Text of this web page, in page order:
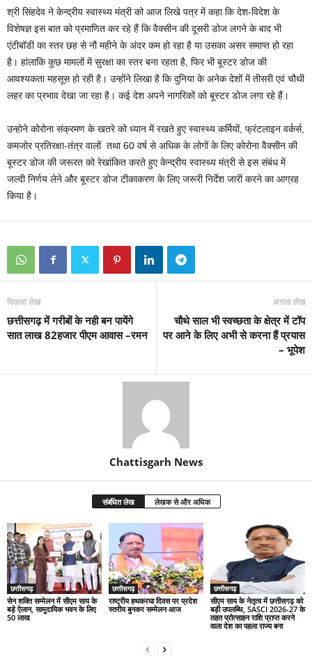
श्री सिंहदेव ने केन्द्रीय स्वास्थ्य मंत्री को आज लिखे पत्र में कहा कि देश-विदेश के
विशेषज्ञ इस बात को प्रमाणित कर रहे हैं कि वैक्सीन की दूसरी डोज लगने के बाद भी
एंटीबॉडी का स्तर छह से नौ महीने के अंदर कम हो रहा है या उसका असर समाप्त हो रहा
है। हांलाकि कुछ मामलों में सुरक्षा का स्तर बना रहता है, फिर भी बूस्टर डोज की
आवश्यकता महसूस हो रही है। उन्होंने लिखा है कि दुनिया के अनेक देशों में तीसरी एवं चौथी
लहर का प्रभाव देखा जा रहा है। कई देश अपने नागरिकों को बूस्टर डोज लगा रहे हैं।
उन्होने कोरोना संक्रमण के खतरे को ध्यान में रखते हुए स्वास्थ्य कर्मियों, फ्रंटलाइन वर्कर्स,
कमजोर प्रतिरक्षा-तंत्र वालों तथा 60 वर्ष से अधिक के लोगों के लिए कोरोना वैक्सीन की
बूस्टर डोज की जरूरत को रेखांकित करते हुए केन्द्रीय स्वास्थ्य मंत्री से इस संबंध में
जल्दी निर्णय लेने और बूस्टर डोज टीकाकरण के लिए जरूरी निर्देश जारी करने का आग्रह
किया है।
पिछला लेख
छत्तीसगढ़ में गरीबों के नही बन पायेंगे
सात लाख 82हजार पीएम आवास –रमन
अगला लेख
चौथे साल भी स्वच्छता के क्षेत्र में टॉप
पर आने के लिए अभी से करना हैं प्रयास
– भूपेश
Chattisgarh News
संबंधित लेख लेखक से और अधिक
छत्तीसगढ़
सेन शक्ति सम्मेलन में सीएम साय के
बड़े ऐलान, सामुदायिक भवन के लिए
50 लाख
छत्तीसगढ़
राष्ट्रीय हथकरघा दिवस पर प्रदेश
स्तरीय बुनकर सम्मेलन आज
छत्तीसगढ़
सीएम साय के नेतृत्व में छत्तीसगढ़ को
बड़ी उपलब्धि, SASCI 2026-27 के
तहत प्रोत्साहन राशि प्राप्त करने
वाला देश का पहला राज्य बना